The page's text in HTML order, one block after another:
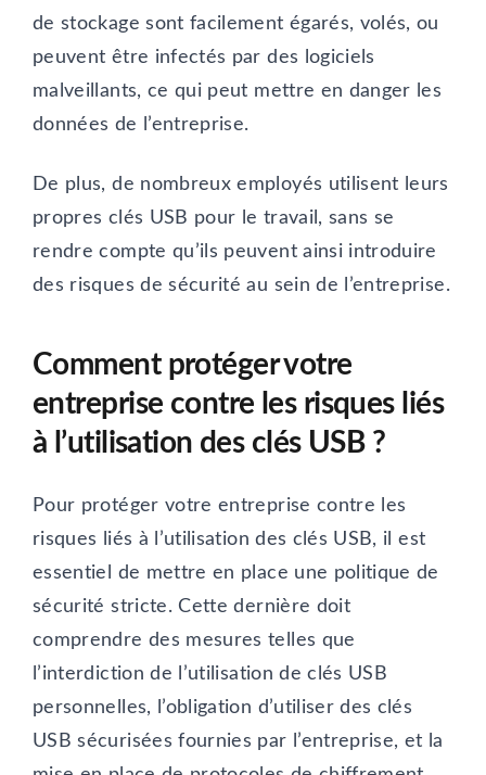
de stockage sont facilement égarés, volés, ou
peuvent être infectés par des logiciels
malveillants, ce qui peut mettre en danger les
données de l’entreprise.
De plus, de nombreux employés utilisent leurs
propres clés USB pour le travail, sans se
rendre compte qu’ils peuvent ainsi introduire
des risques de sécurité au sein de l’entreprise.
Comment protéger votre
entreprise contre les risques liés
à l’utilisation des clés USB ?
Pour protéger votre entreprise contre les
risques liés à l’utilisation des clés USB, il est
essentiel de mettre en place une politique de
sécurité stricte. Cette dernière doit
comprendre des mesures telles que
l’interdiction de l’utilisation de clés USB
personnelles, l’obligation d’utiliser des clés
USB sécurisées fournies par l’entreprise, et la